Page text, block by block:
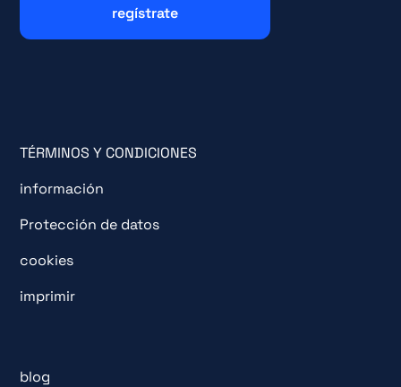
TÉRMINOS Y CONDICIONES
información
Protección de datos
cookies
imprimir
blog